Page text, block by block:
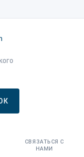
СВЯЗАТЬСЯ С
НАМИ